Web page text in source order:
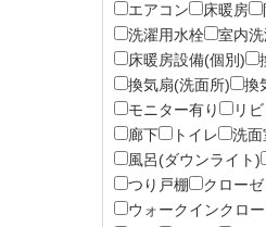
エアコン
床暖房
洗濯用水栓
室内
床暖房設備(個別)
換気扇(洗面所)
換
モニター有り
リ
廊下
トイレ
洗面
風呂(ダウンライト)
つり戸棚
クローゼ
ウォークインクロ